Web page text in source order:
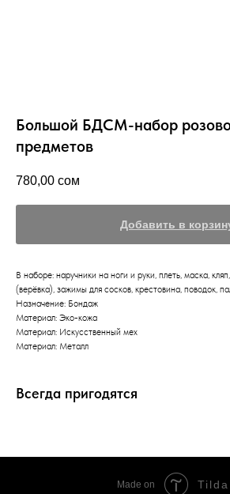
Большой БДСМ-набор
предметов
780,00 сом
Добавить в
В наборе: наручники на ноги и руки, плеть, маска,
(верёвка), зажимы для сосков, крестовина, поводок,
Назначение: Бондаж
Материал: Эко-кожа
Материал: Искусственный мех
Материал: Металл
Всегда пригодятся
Made on Tilda